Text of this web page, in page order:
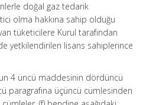
doğal gaz tedarik
olma hakkına sahip olduğu
tüketicilere Kurul tarafından
yetkilendirilen lisans sahiplerince
4 üncü maddesinin dördüncü
paragrafına üçüncü cümlesinden